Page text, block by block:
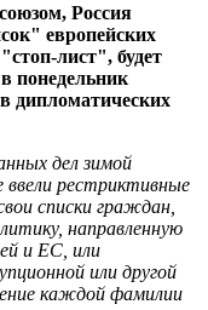
Россия
европейских
лист", будет
понедельник
дипломатических
дел зимой
ввели рестриктивные
списки граждан,
направленную
и ЕС, или
или другой
каждой фамилии